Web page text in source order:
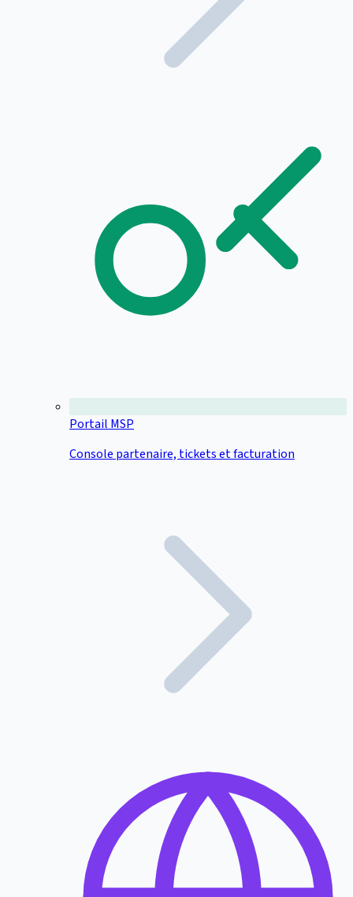
Portail MSP
Console partenaire, tickets et facturation